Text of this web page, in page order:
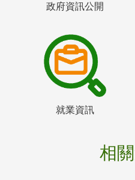
政府資訊公開
就業資訊
相